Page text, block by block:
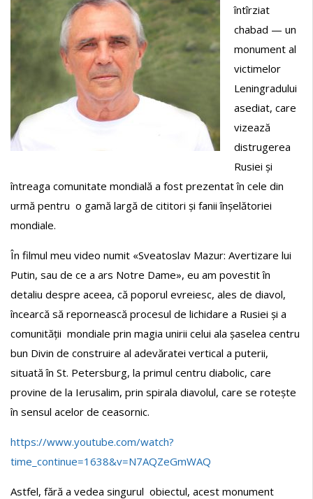
întîrziat
chabad — un
monument al
victimelor
Leningradului
asediat, care
vizează
distrugerea
Rusiei și
întreaga comunitate mondială a fost prezentat în cele din
urmă pentru o gamă largă de cititori și fanii înșelătoriei
mondiale.
În filmul meu video numit «Sveatoslav Mazur: Avertizare lui
Putin, sau de ce a ars Notre Dame», eu am povestit în
detaliu despre aceea, că poporul evreiesc, ales de diavol,
încearcă să repornească procesul de lichidare a Rusiei și a
comunității mondiale prin magia unirii celui ala șaselea centru
bun Divin de construire al adevăratei vertical a puterii,
situată în St. Petersburg, la primul centru diabolic, care
provine de la Ierusalim, prin spirala diavolul, care se rotește
în sensul acelor de ceasornic.
https://www.youtube.com/watch?
time_continue=1638&v=N7AQZeGmWAQ
Astfel, fără a vedea singurul obiectul, acest monument